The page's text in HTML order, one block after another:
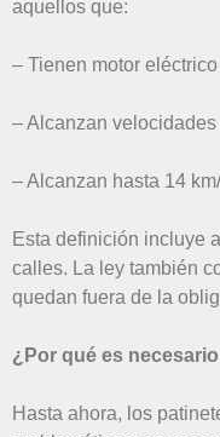
aquellos que:
– Tienen motor
– Alcanzan
– Alcanzan hasta 14
Esta definición incluye
calles. La ley también
quedan fuera de la
¿Por qué es
Hasta ahora, los